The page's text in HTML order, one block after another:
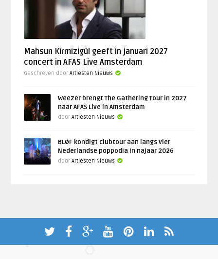
Mahsun Kirmizigül geeft in januari 2027
concert in AFAS Live Amsterdam
Geschreven doorArtiesten Nieuws
Weezer brengt The Gathering Tour in 2027
naar AFAS Live in Amsterdam
doorArtiesten Nieuws
BLØF kondigt clubtour aan langs vier
Nederlandse poppodia in najaar 2026
doorArtiesten Nieuws